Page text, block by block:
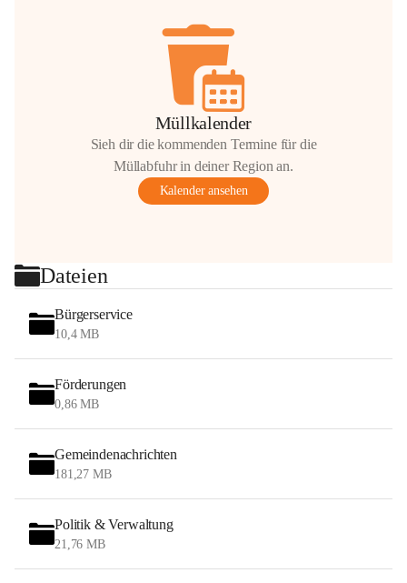
Müllkalender
Sieh dir die kommenden Termine für die
Müllabfuhr in deiner Region an.
Kalender ansehen
Dateien
Bürgerservice
10,4 MB
Förderungen
0,86 MB
Gemeindenachrichten
181,27 MB
Politik & Verwaltung
21,76 MB